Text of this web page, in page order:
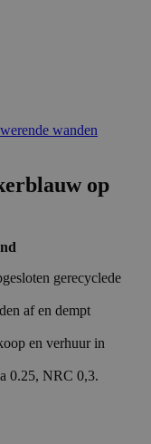
wanden
op
gerecyclede
af en dempt
en verhuur in
0.25, NRC 0,3.